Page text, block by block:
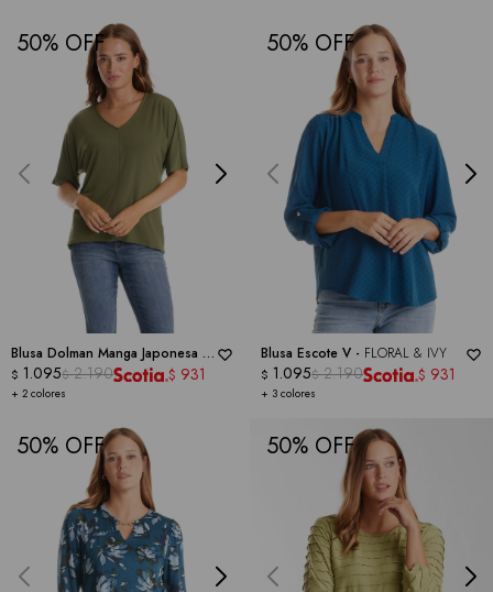
50
Blusa Dolman Manga Japonesa -
GRACE
+ 2 colores
$ 1.095$ 2.190 $ 931
50
Blusa Escote V - FLORAL & IVY
+ 3 colores
$ 1.095$ 2.190 $ 931
50 50